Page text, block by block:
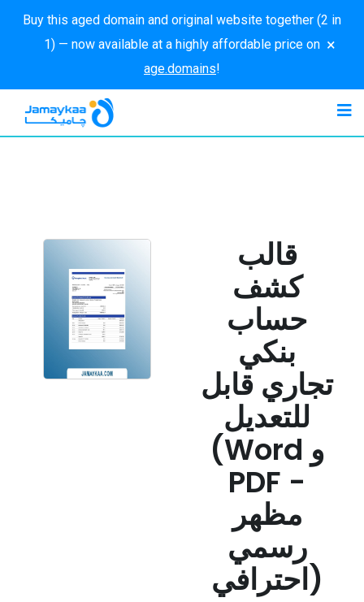
Buy this aged domain and original website together (2 in
1) — now available at a highly affordable price on
age.domains!
×
قالب
كشف
حساب
بنكي
تجاري قابل
للتعديل
(Word و
PDF -
مظهر
رسمي
احترافي)